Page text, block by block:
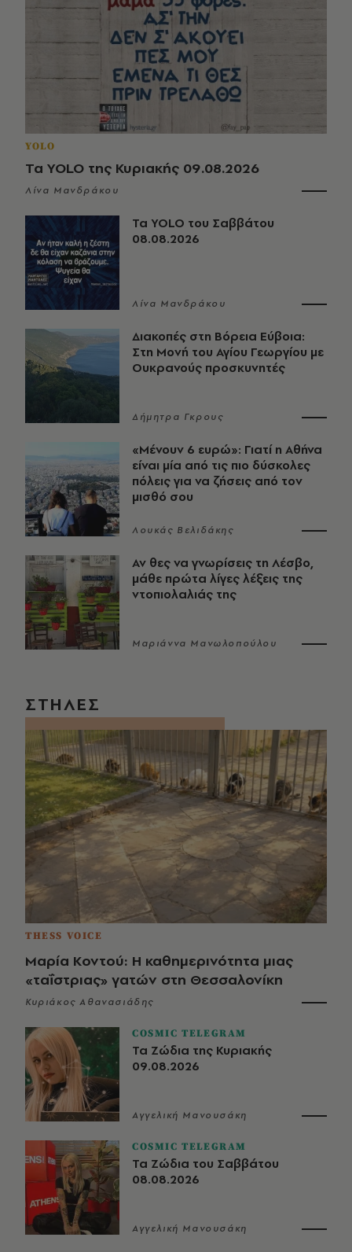
YOLO
Τα YOLO της Κυριακής 09.08.2026
Λίνα Μανδράκου
Τα YOLO του Σαββάτου
08.08.2026
Λίνα Μανδράκου
Διακοπές στη Βόρεια Εύβοια:
Στη Μονή του Αγίου Γεωργίου με
Ουκρανούς προσκυνητές
Δήμητρα Γκρους
«Μένουν 6 ευρώ»: Γιατί η Αθήνα
είναι μία από τις πιο δύσκολες
πόλεις για να ζήσεις από τον
μισθό σου
Λουκάς Βελιδάκης
Αν θες να γνωρίσεις τη Λέσβο,
μάθε πρώτα λίγες λέξεις της
ντοπιολαλιάς της
Μαριάννα Μανωλοπούλου
ΣΤΗΛΕΣ
THESS VOICE
Μαρία Κοντού: Η καθημερινότητα μιας
«ταΐστριας» γατών στη Θεσσαλονίκη
Κυριάκος Αθανασιάδης
COSMIC TELEGRAM
Τα Ζώδια της Κυριακής
09.08.2026
Αγγελική Μανουσάκη
COSMIC TELEGRAM
Τα Ζώδια του Σαββάτου
08.08.2026
Αγγελική Μανουσάκη